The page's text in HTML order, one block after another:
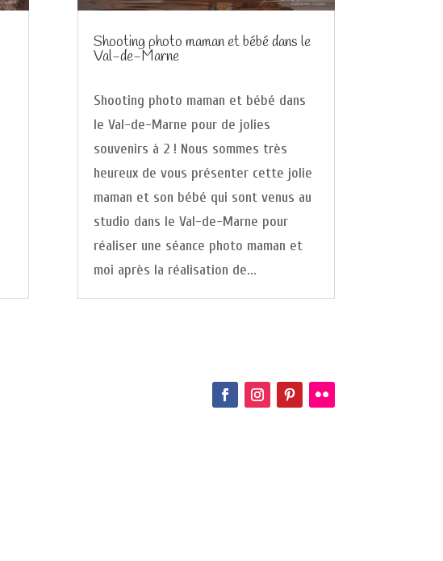
Shooting photo maman et bébé dans le
Val-de-Marne
Shooting photo maman et bébé dans
le Val-de-Marne pour de jolies
souvenirs à 2 ! Nous sommes très
heureux de vous présenter cette jolie
maman et son bébé qui sont venus au
studio dans le Val-de-Marne pour
réaliser une séance photo maman et
moi après la réalisation de...